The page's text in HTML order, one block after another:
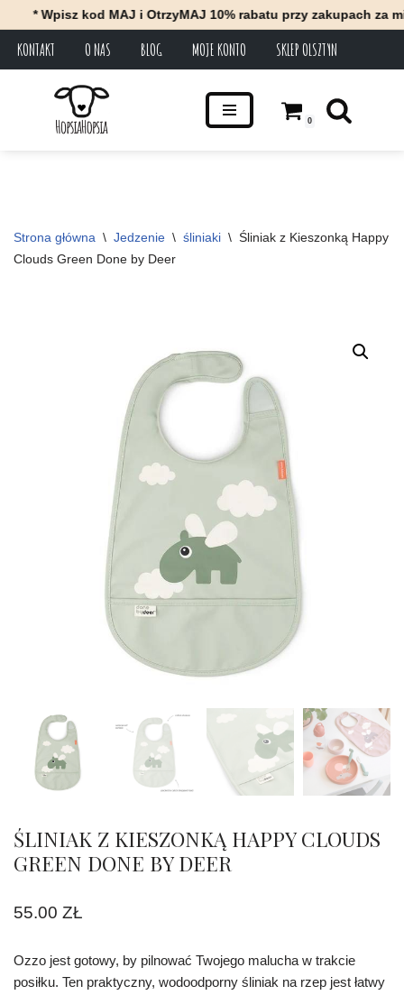
* Wpisz kod MAJ i OtrzyMAJ 10% rabatu przy zakupach za
KONTAKT O NAS BLOG MOJE KONTO SKLEP OLSZTYN
0
Strona główna \ Jedzenie \ śliniaki \ Śliniak z Kieszonką Happy
Clouds Green Done by Deer
ŚLINIAK Z KIESZONKĄ HAPPY CLOUDS
GREEN DONE BY DEER
55.00 ZŁ
Ozzo jest gotowy, by pilnować Twojego malucha w trakcie
posiłku. Ten praktyczny, wodoodporny śliniak na rzep jest łatwy